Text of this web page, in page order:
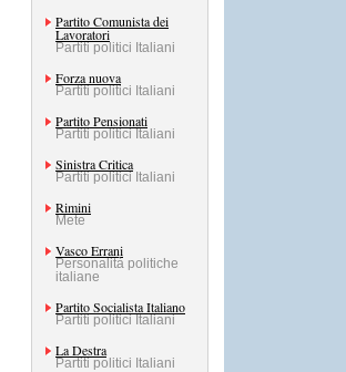
Partito Comunista dei
Lavoratori
Partiti politici Italiani
Forza nuova
Partiti politici Italiani
Partito Pensionati
Partiti politici Italiani
Sinistra Critica
Partiti politici Italiani
Rimini
Mete
Vasco Errani
Personalità politiche
italiane
Partito Socialista Italiano
Partiti politici Italiani
La Destra
Partiti politici Italiani